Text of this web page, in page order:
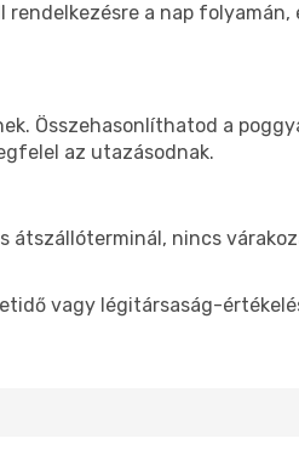
a nap
Összehasonlíthatod a
az utazásodnak.
átszállóterminál, nincs
vagy légitársaság-